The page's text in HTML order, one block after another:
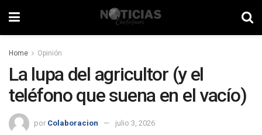
Home Opinión
La lupa del agricultor (y el
teléfono que suena en el vacío)
por Colaboracion julio 3, 2026